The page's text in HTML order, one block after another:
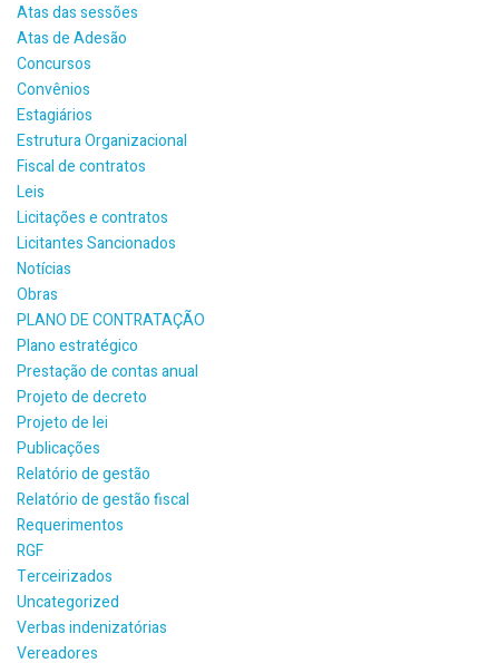
Atas das sessões
Atas de Adesão
Concursos
Convênios
Estagiários
Estrutura Organizacional
Fiscal de contratos
Leis
Licitações e contratos
Licitantes Sancionados
Notícias
Obras
PLANO DE CONTRATAÇÃO
Plano estratégico
Prestação de contas anual
Projeto de decreto
Projeto de lei
Publicações
Relatório de gestão
Relatório de gestão fiscal
Requerimentos
RGF
Terceirizados
Uncategorized
Verbas indenizatórias
Vereadores